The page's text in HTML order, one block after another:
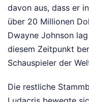
davon aus, dass er
über 20 Millionen
Dwayne Johnson
diesem Zeitpunkt
Schauspieler der
Die restliche